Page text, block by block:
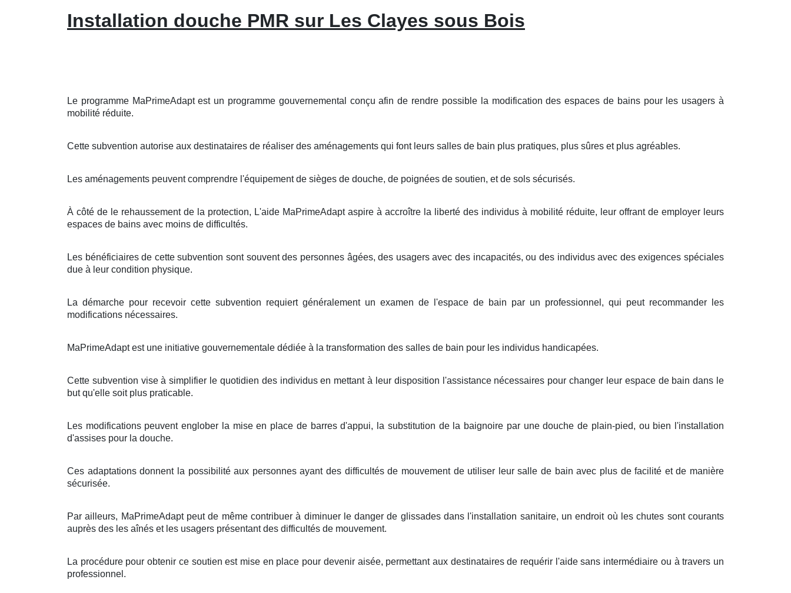
Installation douche PMR sur Les Clayes sous Bois
Le programme MaPrimeAdapt est un programme gouvernemental conçu afin de rendre possible la modification des espaces de bains pour les usagers à
mobilité réduite.
Cette subvention autorise aux destinataires de réaliser des aménagements qui font leurs salles de bain plus pratiques, plus sûres et plus agréables.
Les aménagements peuvent comprendre l'équipement de sièges de douche, de poignées de soutien, et de sols sécurisés.
À côté de le rehaussement de la protection, L'aide MaPrimeAdapt aspire à accroître la liberté des individus à mobilité réduite, leur offrant de employer leurs
espaces de bains avec moins de difficultés.
Les bénéficiaires de cette subvention sont souvent des personnes âgées, des usagers avec des incapacités, ou des individus avec des exigences spéciales
due à leur condition physique.
La démarche pour recevoir cette subvention requiert généralement un examen de l'espace de bain par un professionnel, qui peut recommander les
modifications nécessaires.
MaPrimeAdapt est une initiative gouvernementale dédiée à la transformation des salles de bain pour les individus handicapées.
Cette subvention vise à simplifier le quotidien des individus en mettant à leur disposition l'assistance nécessaires pour changer leur espace de bain dans le
but qu'elle soit plus praticable.
Les modifications peuvent englober la mise en place de barres d'appui, la substitution de la baignoire par une douche de plain-pied, ou bien l'installation
d'assises pour la douche.
Ces adaptations donnent la possibilité aux personnes ayant des difficultés de mouvement de utiliser leur salle de bain avec plus de facilité et de manière
sécurisée.
Par ailleurs, MaPrimeAdapt peut de même contribuer à diminuer le danger de glissades dans l'installation sanitaire, un endroit où les chutes sont courants
auprès des les aînés et les usagers présentant des difficultés de mouvement.
La procédure pour obtenir ce soutien est mise en place pour devenir aisée, permettant aux destinataires de requérir l'aide sans intermédiaire ou à travers un
professionnel.